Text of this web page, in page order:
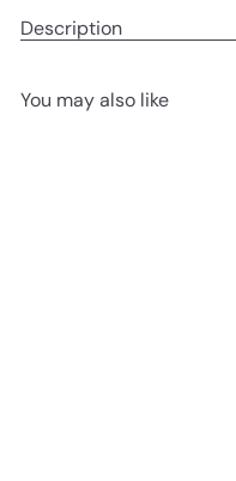
Description
You may also like